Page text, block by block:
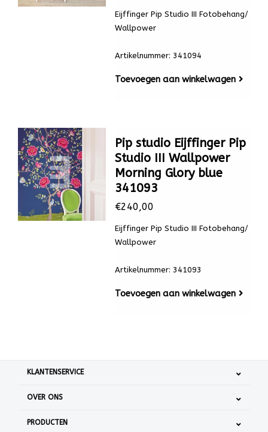
Eijffinger Pip Studio III Fotobehang/
Wallpower
Artikelnummer: 341094
Toevoegen aan winkelwagen
Pip studio Eijffinger Pip
Studio III Wallpower
Morning Glory blue
341093
€240,00
Eijffinger Pip Studio III Fotobehang/
Wallpower
Artikelnummer: 341093
Toevoegen aan winkelwagen
KLANTENSERVICE
OVER ONS
PRODUCTEN